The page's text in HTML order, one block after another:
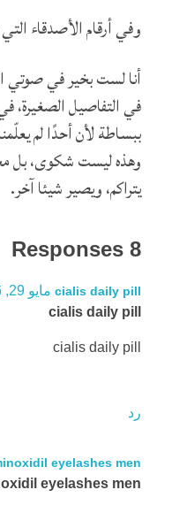
وفي أرقام الأصدقاء
أنا لست بخير في
في التفاصيل الصغيرة،
ببساطة لأن أحدًا لم
وهذه ليست شكوى، بل
يتراكم، ويصير شيئا آخر.
8 Responses
cialis daily pill مايو 29, 2026 at 12:53 ص
cialis daily pill
cialis daily pill
رد
eyelashes men
eyelashes men